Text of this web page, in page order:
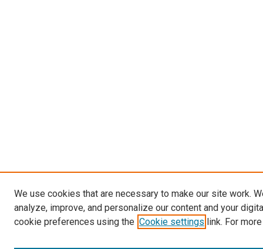
We use cookies that are necessary to make our site work.
analyze, improve, and personalize our content and your
cookie preferences using the Cookie settings link. For